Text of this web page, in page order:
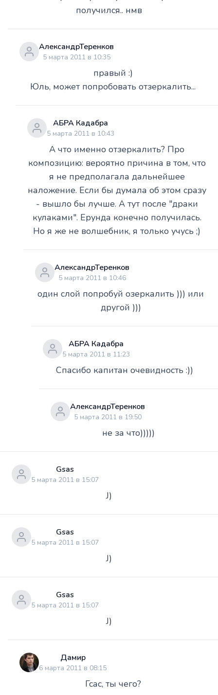
получился.. нмв
АлександрТеренков
5 марта 2011 в 10:35
правый :)
Юль, может попробовать отзеркалить...
АБРА Кадабра
5 марта 2011 в 10:43
А что именно отзеркалить? Про
композицию: вероятно причина в том, что
я не предполагала дальнейшее
наложение. Если бы думала об этом сразу
- вышло бы лучше. А тут после "драки
кулаками". Ерунда конечно получилась.
Но я же не волшебник, я только учусь ;)
АлександрТеренков
5 марта 2011 в 10:46
один слой попробуй озеркалить ))) или
другой )))
АБРА Кадабра
5 марта 2011 в 11:23
Спасибо капитан очевидность :))
АлександрТеренков
5 марта 2011 в 19:50
не за что)))))
Gsas
5 марта 2011 в 15:07
J)
Gsas
5 марта 2011 в 15:07
J)
Gsas
5 марта 2011 в 15:07
J)
Дамир
6 марта 2011 в 08:15
Гсас, ты чего?